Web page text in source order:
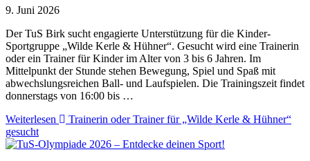
9. Juni 2026
Der TuS Birk sucht engagierte Unterstützung für die Kinder-
Sportgruppe „Wilde Kerle & Hühner“. Gesucht wird eine Trainerin
oder ein Trainer für Kinder im Alter von 3 bis 6 Jahren. Im
Mittelpunkt der Stunde stehen Bewegung, Spiel und Spaß mit
abwechslungsreichen Ball- und Laufspielen. Die Trainingszeit findet
donnerstags von 16:00 bis …
Weiterlesen
Trainerin oder Trainer für „Wilde Kerle & Hühner“
gesucht